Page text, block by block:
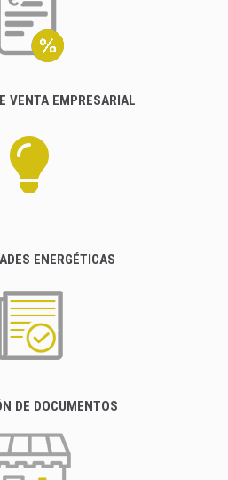
VENTA EMPRESARIAL
ENERGÉTICAS
DE DOCUMENTOS